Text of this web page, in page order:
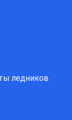
ледников